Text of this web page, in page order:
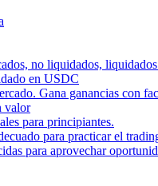
no liquidados,
en USDC
Gana ganancias con
valor
para principiantes.
para practicar el
para aprovechar